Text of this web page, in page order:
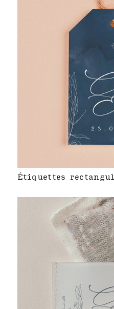
Étiquettes